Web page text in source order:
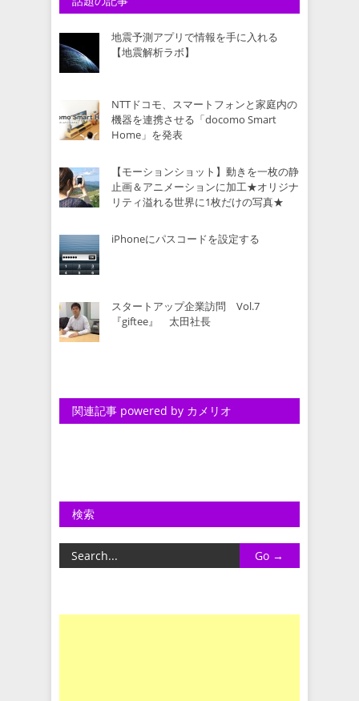
地震予測アプリで情報を手に入れる
【地震解析ラボ】
NTTドコモ、スマートフォンと家庭内の
機器を連携させる「docomo Smart
Home」を発表
【モーションショット】動きを一枚の静
止画＆アニメーションに加工★オリジナ
リティ溢れる世界に1枚だけの写真★
iPhoneにパスコードを設定する
スタートアップ企業訪問 Vol.7
『giftee』 太田社長
関連記事 powered by カメリオ
検索